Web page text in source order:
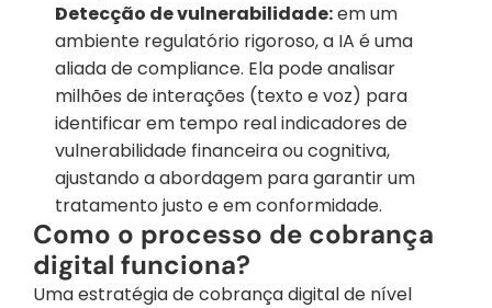
Detecção de vulnerabilidade: em um
ambiente regulatório rigoroso, a IA é uma
aliada de compliance. Ela pode analisar
milhões de interações (texto e voz) para
identificar em tempo real indicadores de
vulnerabilidade financeira ou cognitiva,
ajustando a abordagem para garantir um
tratamento justo e em conformidade.
Como o processo de cobrança
digital funciona?
Uma estratégia de cobrança digital de nível